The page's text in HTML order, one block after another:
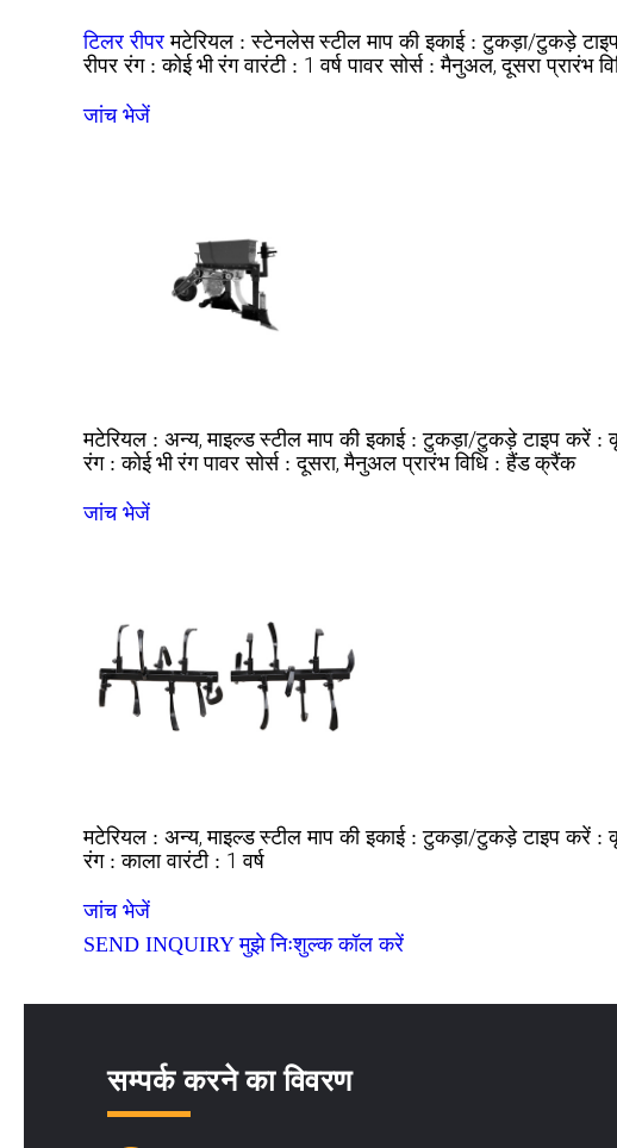
टिलर रीपर मटेरियल :स्टेनलेस स्टील माप की इकाई :टुकड़ा/टुकड़े
रीपर रंग :कोई भी रंग वारंटी : 1 वर्ष पावर सोर्स :मैनुअल, दूसरा प्रारंभ
जांच भेजें
मटेरियल : अन्य, माइल्ड स्टील माप की इकाई :टुकड़ा/टुकड़े टाइप करें :
रंग :कोई भी रंग पावर सोर्स :दूसरा, मैनुअल प्रारंभ विधि :हैंड क्रैंक
जांच भेजें
मटेरियल : अन्य, माइल्ड स्टील माप की इकाई :टुकड़ा/टुकड़े टाइप करें :
रंग :काला वारंटी : 1 वर्ष
जांच भेजें
SEND INQUIRY मुझे निःशुल्क कॉल करें
सम्पर्क करने का विवरण